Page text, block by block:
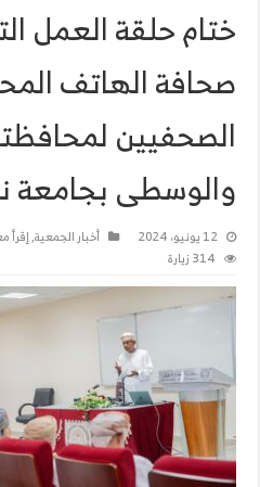
ختام حلقة العمل
صحافة الهاتف
الصحفيين
والوسطى بجامعة
12 يونيو، 2024 أخبار الجمعية,إقرأ
314 زيارة